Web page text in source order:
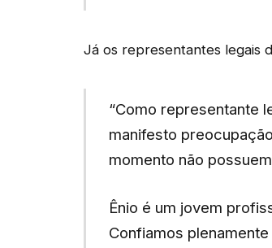
Já os representantes legais
“Como representante
manifesto
momento não
Ênio é um jovem
Confiamos